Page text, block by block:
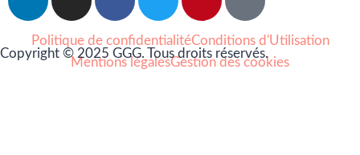
Copyright © 2025 GGG. Tous droits réservés.
Politique de confidentialitéConditions d'Utilisation
Mentions légalesGestion des cookies